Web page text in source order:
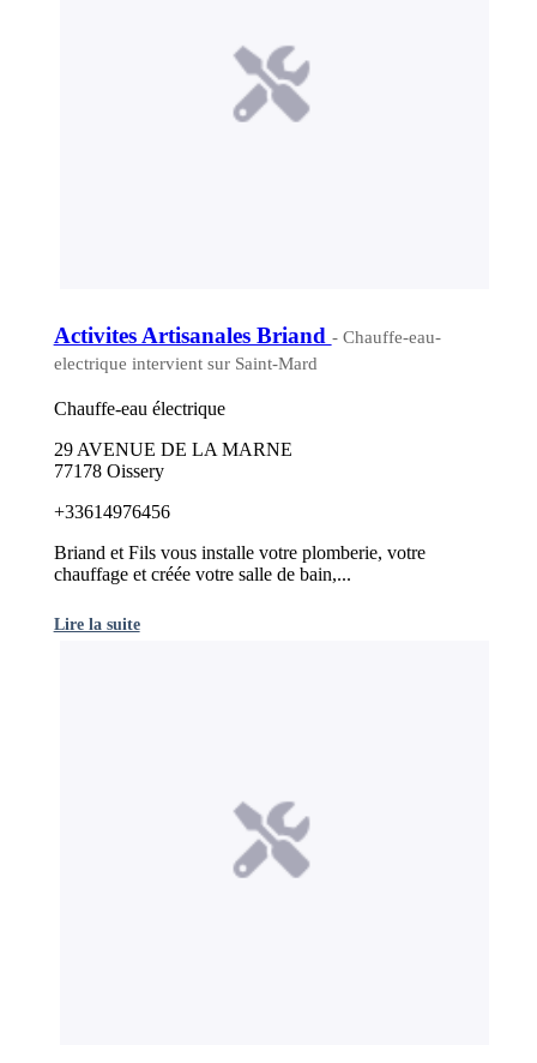
Activites Artisanales Briand - Chauffe-eau-
electrique intervient sur Saint-Mard
Chauffe-eau électrique
29 AVENUE DE LA MARNE
77178 Oissery
+33614976456
Briand et Fils vous installe votre plomberie, votre
chauffage et créée votre salle de bain,...
Lire la suite